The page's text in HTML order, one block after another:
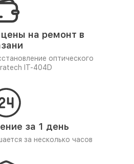
на ремонт в
оптического
IT-404D
за 1 день
за несколько часов